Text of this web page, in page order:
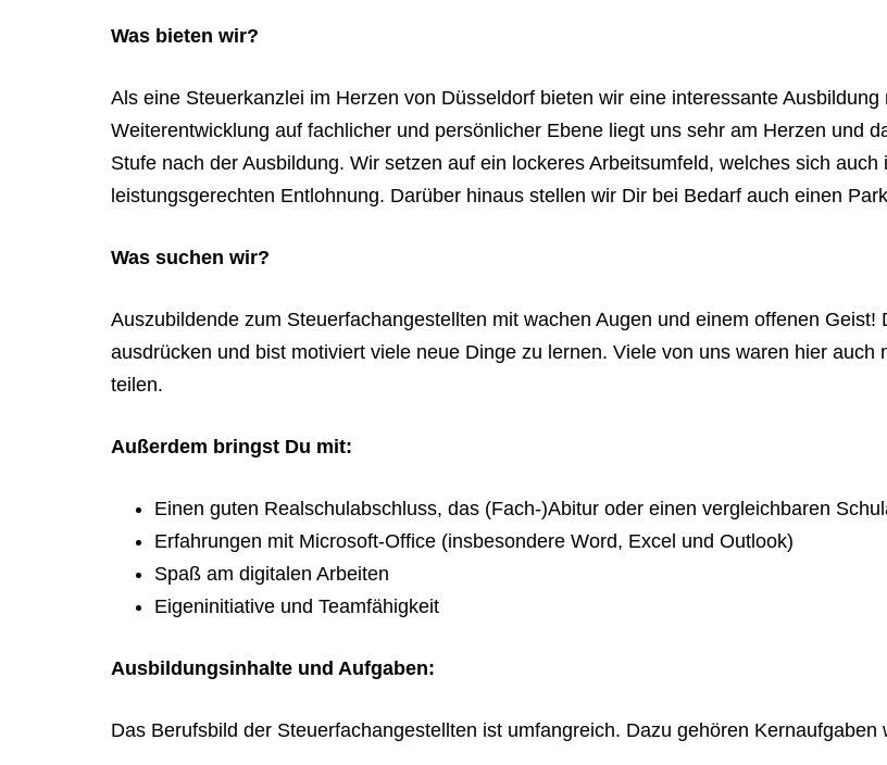
Was bieten wir?
Als eine Steuerkanzlei im Herzen von Düsseldorf bieten wir eine interessante
Weiterentwicklung auf fachlicher und persönlicher Ebene liegt uns sehr am Herzen und
Stufe nach der Ausbildung. Wir setzen auf ein lockeres Arbeitsumfeld, welches sich
leistungsgerechten Entlohnung. Darüber hinaus stellen wir Dir bei Bedarf auch einen
Was suchen wir?
Auszubildende zum Steuerfachangestellten mit wachen Augen und einem offenen
ausdrücken und bist motiviert viele neue Dinge zu lernen. Viele von uns waren hier
teilen.
Außerdem bringst Du mit:
Einen guten Realschulabschluss, das (Fach-)Abitur oder einen vergleichbaren
Erfahrungen mit Microsoft-Office (insbesondere Word, Excel und Outlook)
Spaß am digitalen Arbeiten
Eigeninitiative und Teamfähigkeit
Ausbildungsinhalte und Aufgaben:
Das Berufsbild der Steuerfachangestellten ist umfangreich. Dazu gehören Kernaufgaben